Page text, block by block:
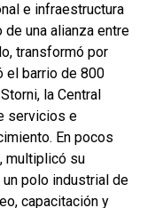
e infraestructura
de una alianza entre
transformó por
el barrio de 800
la Central
servicios e
En pocos
multiplicó su
polo industrial de
capacitación y